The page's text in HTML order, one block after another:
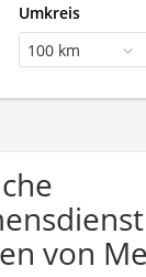
Umkreis
100 km
von